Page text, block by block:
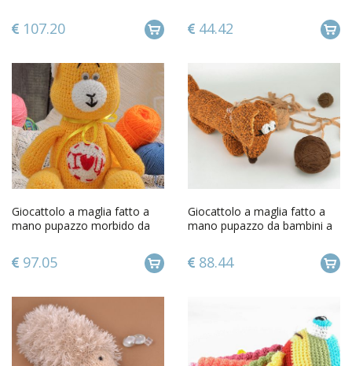
107.20
ippopotamo
44.42
Giocattolo a maglia fatto a
mano pupazzo morbido da
97.05
Giocattolo a maglia fatto a
mano pupazzo da bambini a
88.44